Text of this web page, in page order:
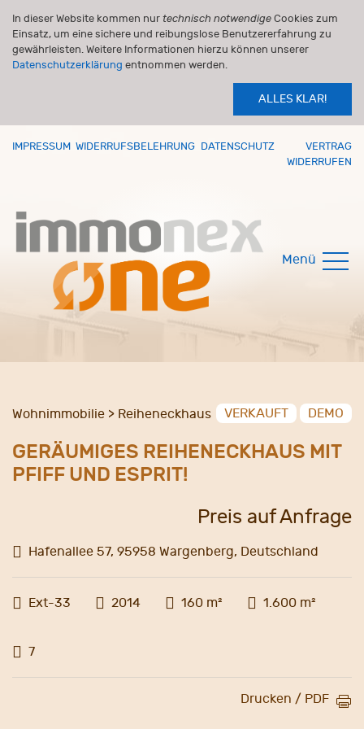
In dieser Website kommen nur technisch notwendige Cookies zum
Einsatz, um eine sichere und reibungslose Benutzererfahrung zu
gewährleisten. Weitere Informationen hierzu können unserer
Datenschutzerklärung entnommen werden.
ALLES KLAR!
IMPRESSUM WIDERRUFSBELEHRUNG DATENSCHUTZ
VERTRAG
WIDERRUFEN
Menü
Wohnimmobilie > Reiheneckhaus VERKAUFT DEMO
GERÄUMIGES REIHENECKHAUS MIT
PFIFF UND ESPRIT!
Hafenallee 57, 95958 Wargenberg, Deutschland
Preis auf Anfrage
Ext-33 2014 160 m² 1.600 m²
7
Drucken / PDF